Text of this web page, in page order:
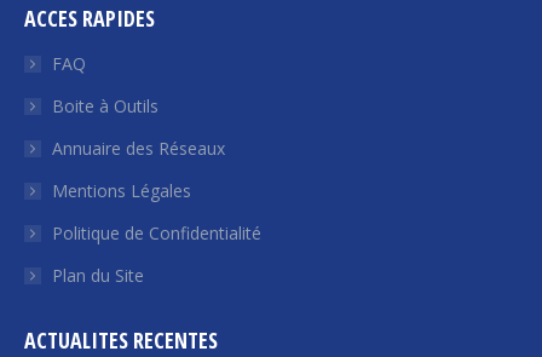
Facebook
s'ouvre
une
nouvelle
fenêtre
Twitter
s'ouvre
une
nouvelle
fenêtre
YouTube
une
nouvelle
fenêtre
LinkedIn
une
nouvelle
fenêtre
nouvelle
fenêtre
ACCES RAPIDES
FAQ
Boite à Outils
Annuaire des Réseaux
Mentions Légales
Politique de Confidentialité
Plan du Site
ACTUALITES RECENTES